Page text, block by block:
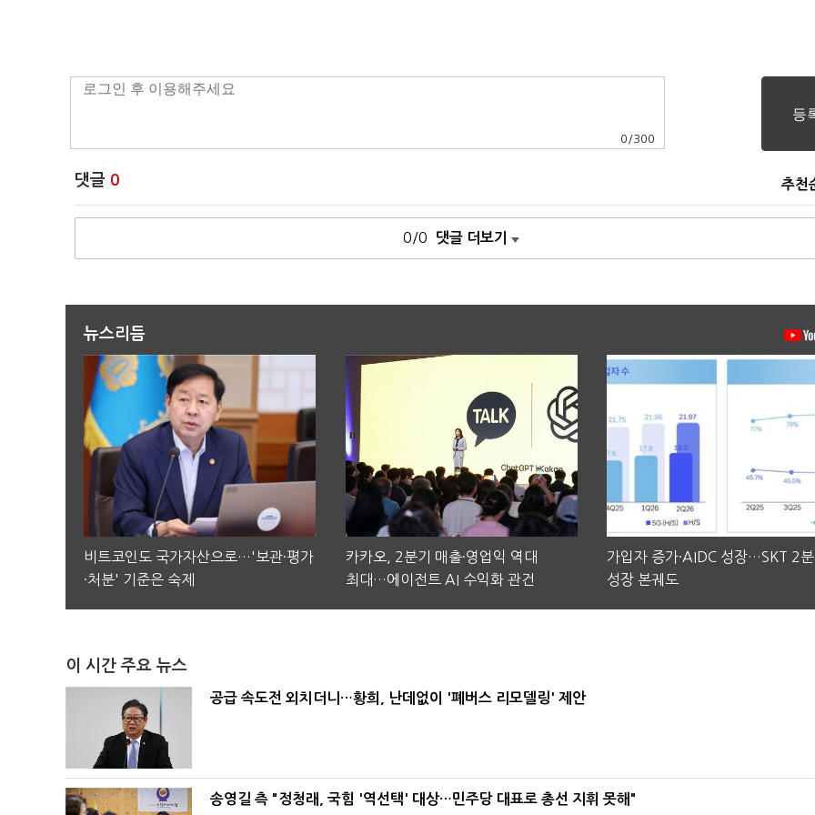
0 /300
댓글 0 추천
0/0 댓글 더보기
뉴스리듬
비트코인도 국가자산으로…'보관·평가
·처분' 기준은 숙제
카카오, 2분기 매출·영업익 역대
최대…에이전트 AI 수익화 관건
가입자 증가·AIDC 성장…SKT 2
성장 본궤도
이 시간 주요 뉴스
공급 속도전 외치더니…황희, 난데없이 '폐버스 리모델링' 제안
송영길 측 "정청래, 국힘 '역선택' 대상…민주당 대표로 총선 지휘 못해"